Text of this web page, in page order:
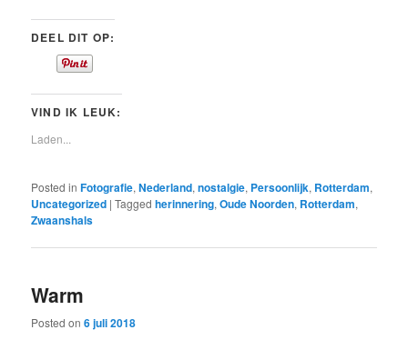
DEEL DIT OP:
VIND IK LEUK:
Laden...
Posted in Fotografie,Nederland,nostalgie, Persoonlijk, Rotterdam,
Uncategorized |Tagged herinnering,Oude Noorden, Rotterdam,
Zwaanshals
Warm
Posted on6 juli 2018